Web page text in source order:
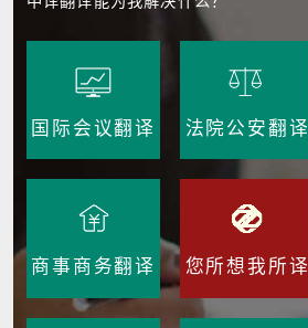
国际会议翻译 法院公安翻译
商事商务翻译 您所想我所译